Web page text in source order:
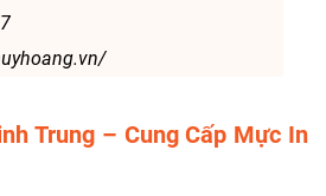
Trung – Cung Cấp Mực In